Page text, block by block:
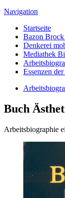
Navigation
Startseite
Bazon Brock
Denkerei
Mediathek
Essenzen
Buch
Arbeitsbiographie